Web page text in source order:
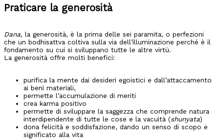
Praticare la generosità
Dana, la generosità, è la prima delle sei paramita, o perfezioni
che un bodhisattva coltiva sulla via dell’illuminazione perché è il
fondamento su cui si sviluppano tutte le altre virtù.
La generosità offre molti benefici:
purifica la mente dai desideri egoistici e dall’attaccamento
ai beni materiali,
permette l’accumulazione di meriti
crea karma positivo
permette di sviluppare la saggezza che comprende natura
interdipendente di tutte le cose e la vacuità (shunyata)
dona felicità e soddisfazione, dando un senso di scopo e
significato alla vita